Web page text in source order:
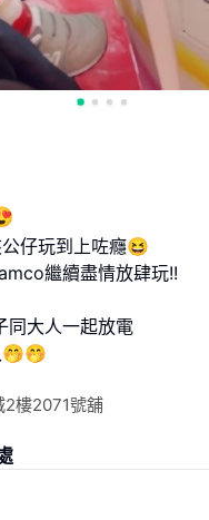
仔玩到上咗癮😆
繼續盡情放肆玩!!
同大人一起放電
🤭🤭
2樓2071號舖